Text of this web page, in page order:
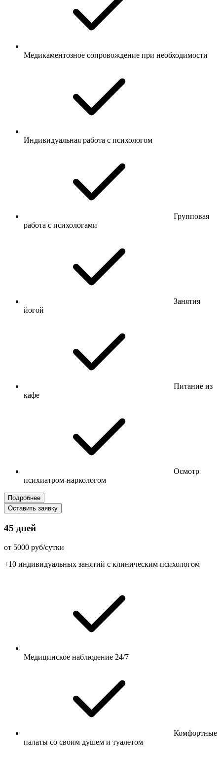
Медикаментозное сопровождение при необходимости
Индивидуальная работа с психологом
Групповая
работа с психологами
Занятия
йогой
Питание из
кафе
Осмотр
психиатром-наркологом
Подробнее
Оставить заявку
45 дней
от 5000 руб/сутки
+10 индивидуальных занятий с клиническим психологом
Медицинское наблюдение 24/7
Комфортные
палаты со своим душем и туалетом